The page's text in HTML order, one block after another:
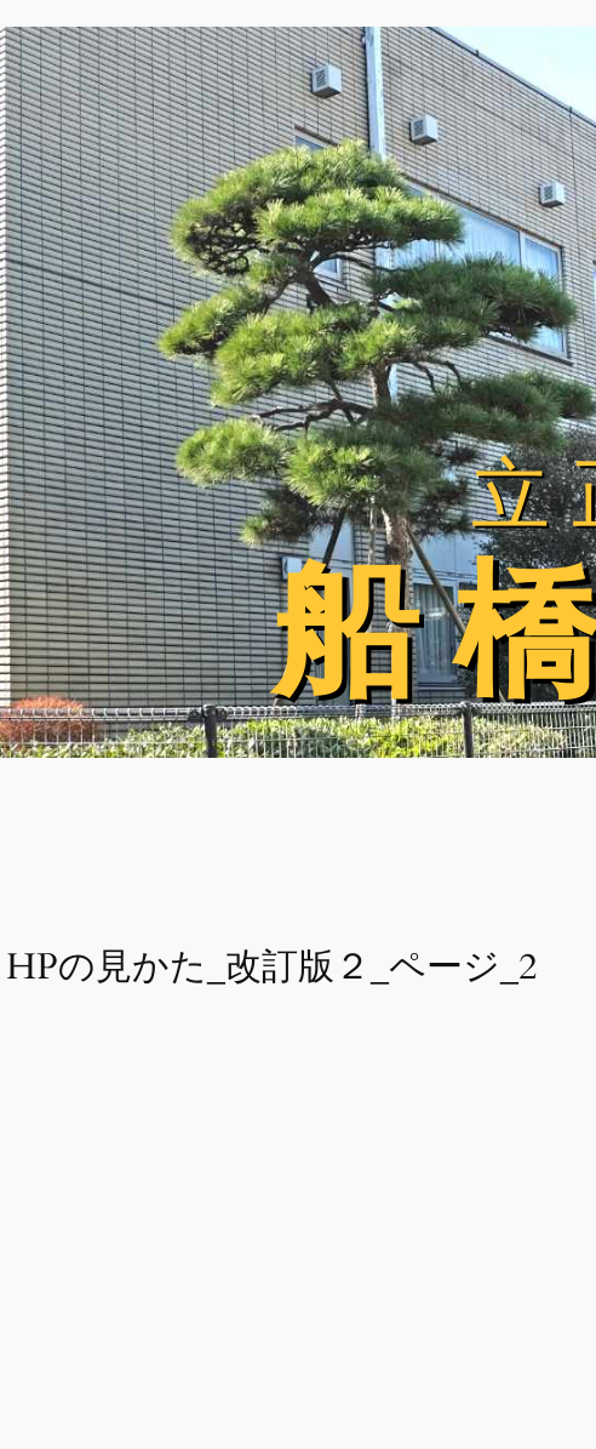
立
立
船
船
HPの見かた_改訂版２_ページ_2